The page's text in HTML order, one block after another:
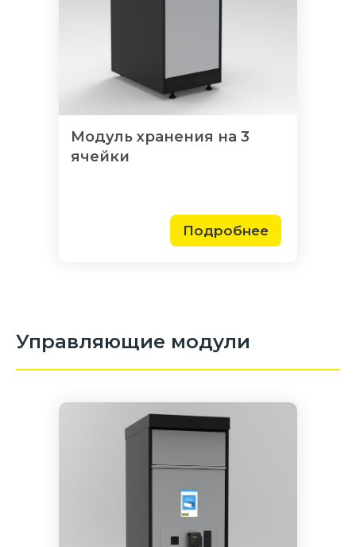
Модуль хранения на 3
ячейки
Подробнее
Управляющие модули